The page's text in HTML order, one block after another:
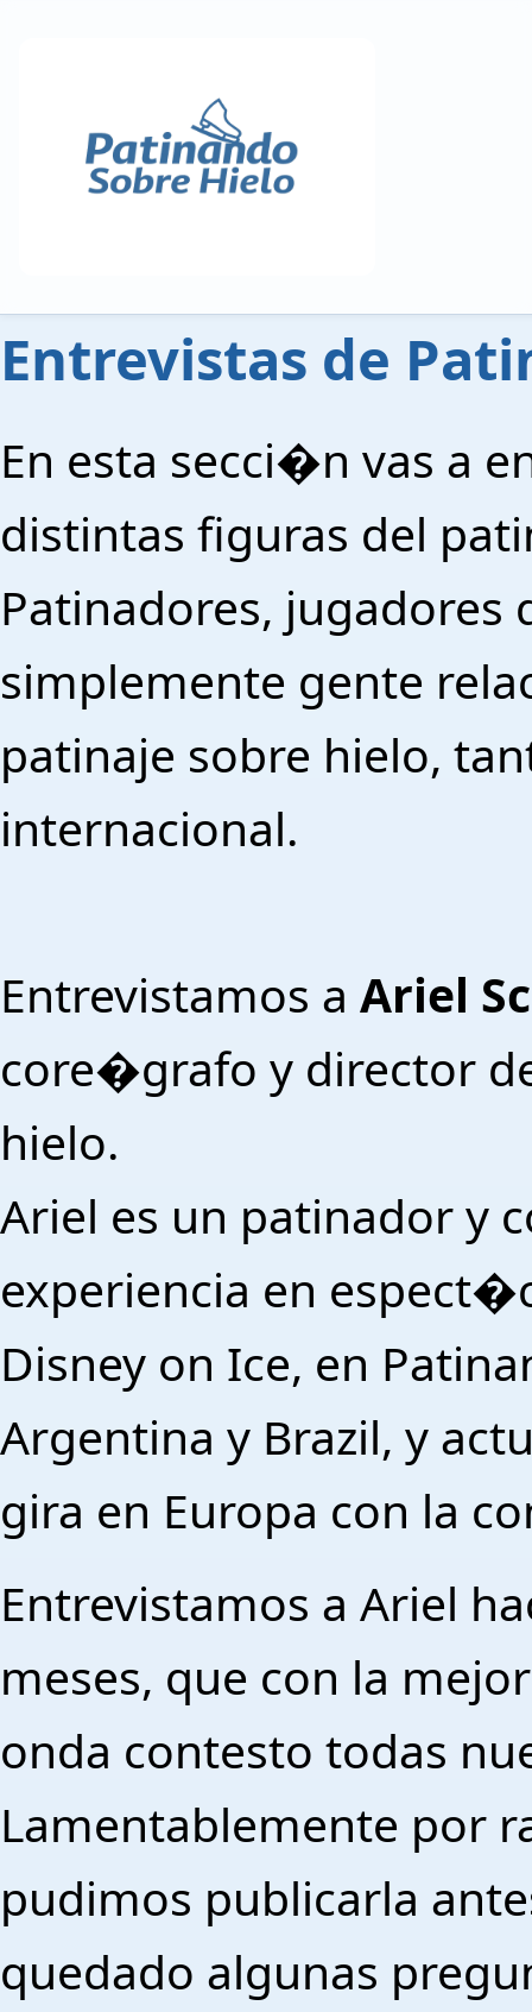
Entrevistas de
En esta secci�n vas a
distintas figuras del
Patinadores, jugadores
simplemente gente
patinaje sobre hielo,
internacional.
Entrevistamos a Ariel
core�grafo y director
hielo.
Ariel es un patinador y
experiencia en
Disney on Ice, en
Argentina y Brazil, y
gira en Europa con la
Entrevistamos a Ariel
meses, que con la
onda contesto todas
Lamentablemente por
pudimos publicarla
quedado algunas